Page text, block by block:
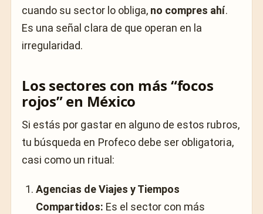
cuando su sector lo obliga, no compres ahí.
Es una señal clara de que operan en la
irregularidad.
Los sectores con más “focos
rojos” en México
Si estás por gastar en alguno de estos rubros,
tu búsqueda en Profeco debe ser obligatoria,
casi como un ritual:
Agencias de Viajes y Tiempos
Compartidos: Es el sector con más